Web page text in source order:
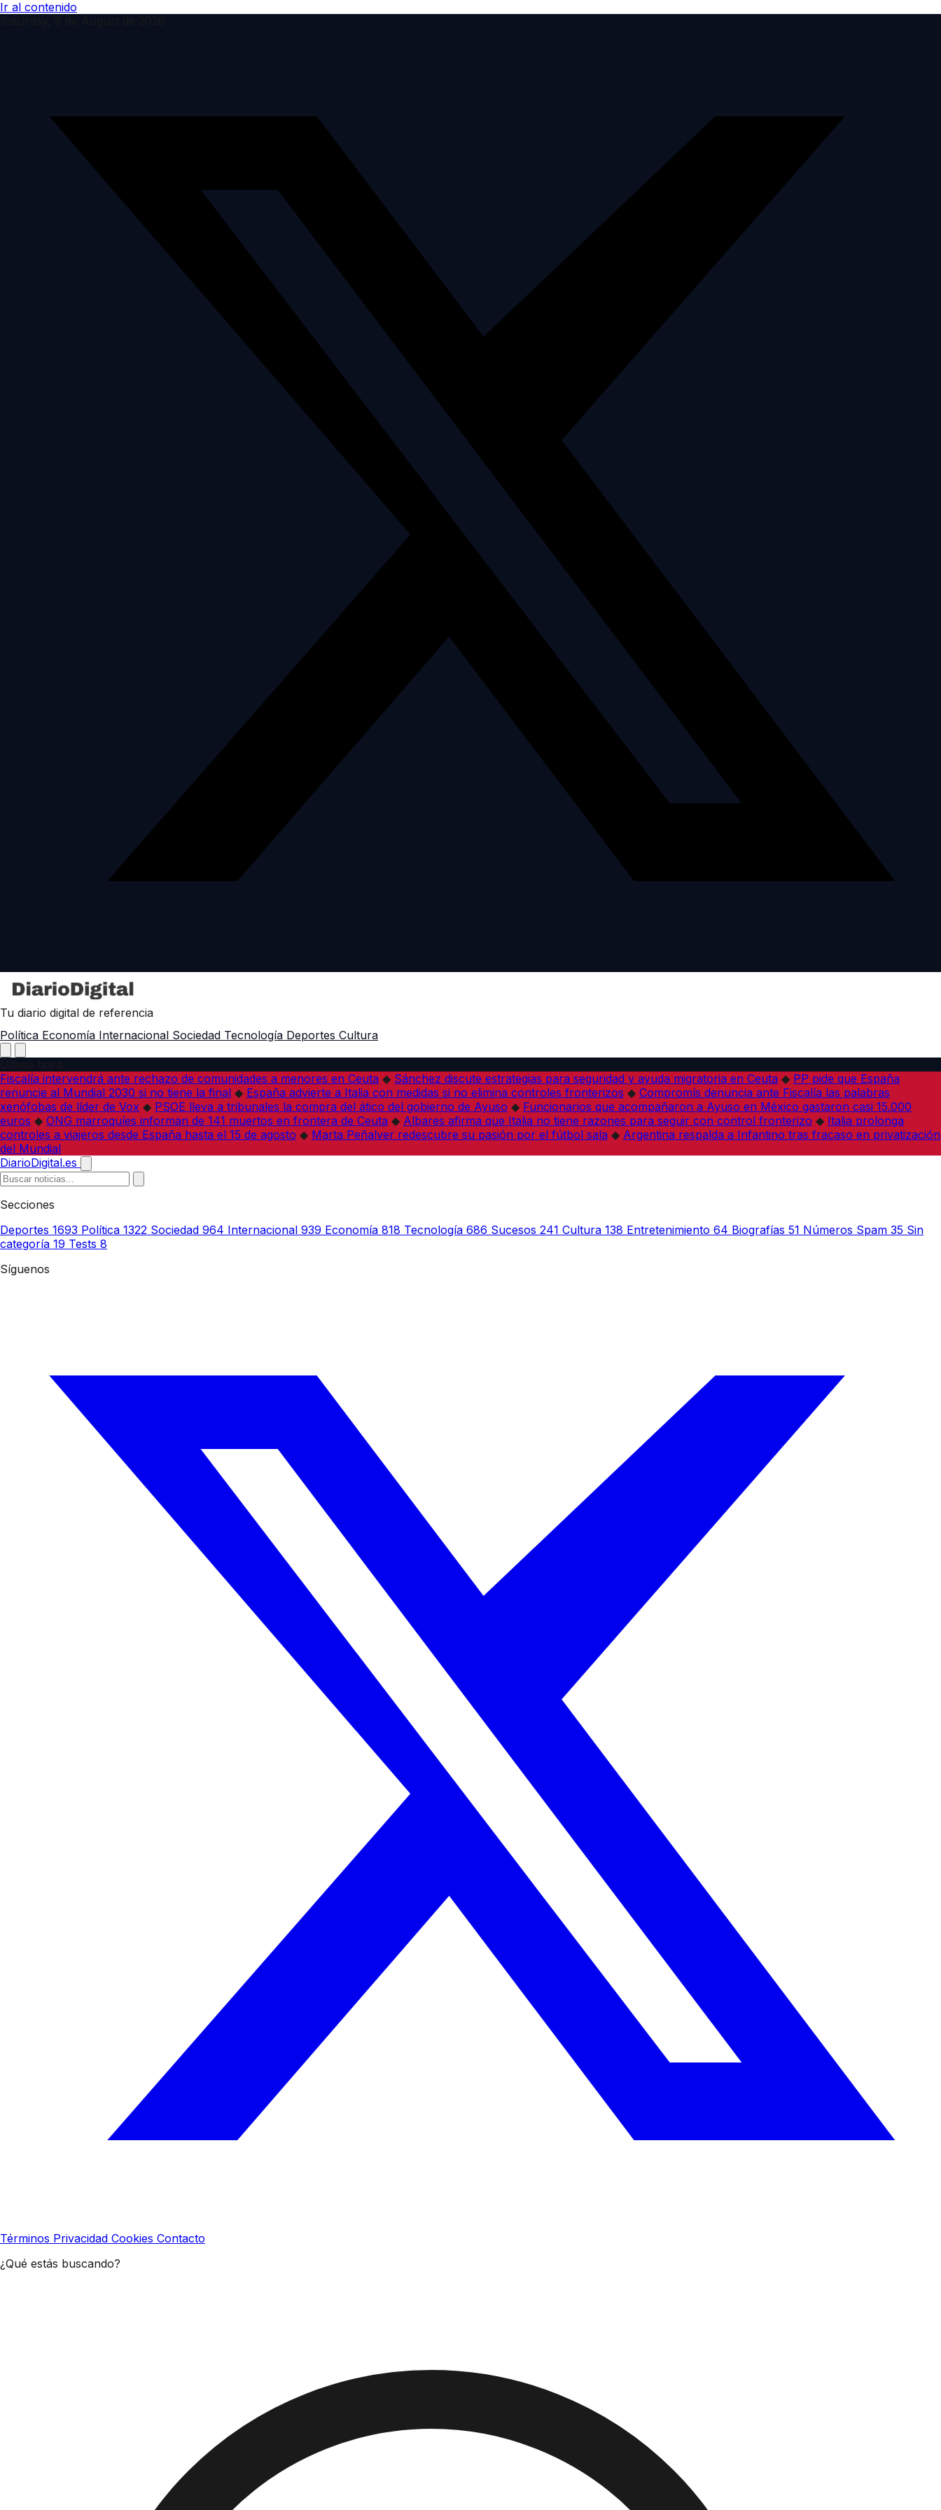
Ir al contenido
Tu diario digital de referencia
Política Economía Internacional Sociedad Tecnología Deportes Cultura
Fiscalía intervendrá ante rechazo de comunidades a menores en Ceuta ◆ Sánchez discute estrategias para seguridad y ayuda migratoria en Ceuta ◆ PP pide que España
renuncie al Mundial 2030 si no tiene la final ◆ España advierte a Italia con medidas si no elimina controles fronterizos ◆ Compromís denuncia ante Fiscalía las palabras
xenófobas de líder de Vox ◆ PSOE lleva a tribunales la compra del ático del gobierno de Ayuso ◆ Funcionarios que acompañaron a Ayuso en México gastaron casi 15.000
euros ◆ ONG marroquíes informan de 141 muertos en frontera de Ceuta ◆ Albares afirma que Italia no tiene razones para seguir con control fronterizo ◆ Italia prolonga
controles a viajeros desde España hasta el 15 de agosto ◆ Marta Peñalver redescubre su pasión por el fútbol sala ◆ Argentina respalda a Infantino tras fracaso en privatización
del Mundial
DiarioDigital.es
Secciones
Deportes 1693 Política 1322 Sociedad 964 Internacional 939 Economía 818 Tecnología 686 Sucesos 241 Cultura 138 Entretenimiento 64 Biografías 51 Números Spam 35 Sin
categoría 19 Tests 8
Síguenos
Términos Privacidad Cookies Contacto
¿Qué estás buscando?